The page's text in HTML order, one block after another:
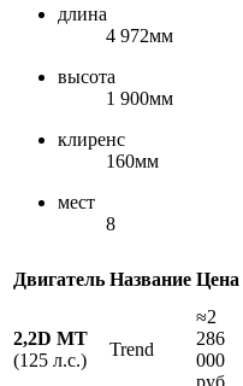
длина
4 972мм
высота
1 900мм
клиренс
160мм
мест
8
Двигатель Название Цена
2,2D MT
(125 л.с.)
Trend
≈2
286
000
руб.